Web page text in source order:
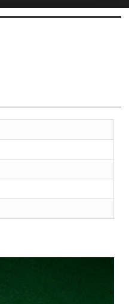
북5
치북5